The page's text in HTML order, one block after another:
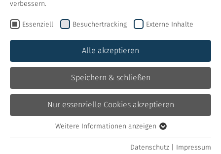
Nächstes Projekt: Garten.
Das Holz für Ihren Außenbereich.
Gartenholz
Konstruktionsholz ökologisch und
verbessern.
Essenziell Besuchertracking Externe Inhalte
Alle akzeptieren
Speichern & schließen
Nur essenzielle Cookies akzeptieren
Essenzielle Cookies werden für grundlegende Funktionen der
Weitere Informationen anzeigen
Datenschutz Impressum